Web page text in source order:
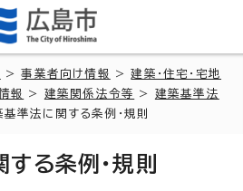
>事業者向け情報 >建築・住宅・宅地
報 > 建築関係法令等 > 建築基準法
準法に関する条例・規則
る条例・規則